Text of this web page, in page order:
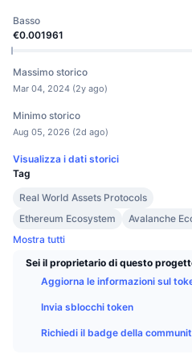
Basso
€0.001961
Massimo storico
Mar 04, 2024 (2y ago)
Minimo storico
Aug 05, 2026 (2d ago)
Visualizza i dati storici
Tag
Real World Assets Protocols
Ethereum Ecosystem
Avalanche
Mostra tutti
Sei il proprietario di questo
Aggiorna le informazioni sul
Invia sblocchi token
Richiedi il badge della